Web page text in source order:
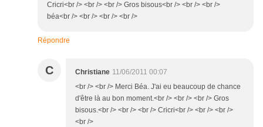
Cricri<br /> <br /> <br /> Gros bisous<br /> <br /> <br />
béa<br /> <br /> <br /> <br />
Répondre
C Christiane 11/06/2011 00:07
<br /> <br /> Merci Béa. J'ai eu beaucoup de chance
d'être là au bon moment.<br /> <br /> <br /> Gros
bisous.<br /> <br /> <br /> Cricri<br /> <br /> <br />
<br />